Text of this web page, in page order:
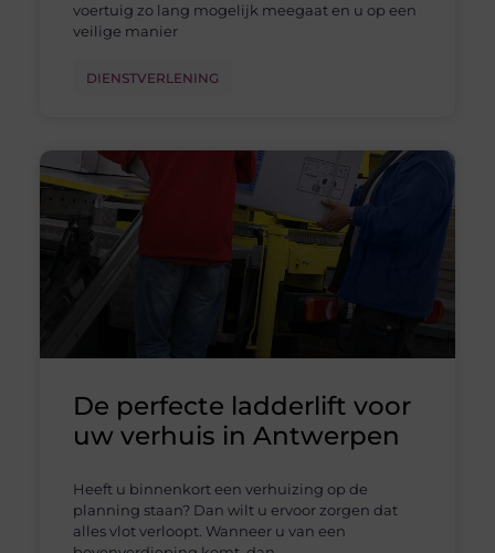
voertuig zo lang mogelijk meegaat en u op een
veilige manier
DIENSTVERLENING
De perfecte ladderlift voor
uw verhuis in Antwerpen
Heeft u binnenkort een verhuizing op de
planning staan? Dan wilt u ervoor zorgen dat
alles vlot verloopt. Wanneer u van een